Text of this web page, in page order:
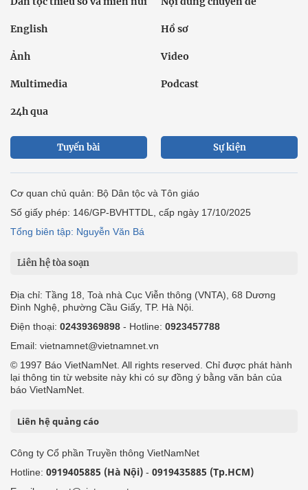
English Hồ sơ
Ảnh Video
Multimedia Podcast
24h qua
Tuyến bài Sự kiện
Cơ quan chủ quản: Bộ Dân tộc và Tôn giáo
Số giấy phép: 146/GP-BVHTTDL, cấp ngày 17/10/2025
Tổng biên tập: Nguyễn Văn Bá
Liên hệ tòa soạn
Địa chỉ: Tầng 18, Toà nhà Cục Viễn thông (VNTA), 68 Dương
Đình Nghệ, phường Cầu Giấy, TP. Hà Nội.
Điện thoại: 02439369898 - Hotline: 0923457788
Email: vietnamnet@vietnamnet.vn
© 1997 Báo VietNamNet. All rights reserved. Chỉ được phát hành
lại thông tin từ website này khi có sự đồng ý bằng văn bản của
báo VietNamNet.
Liên hệ quảng cáo
Công ty Cổ phần Truyền thông VietNamNet
Hotline: 0919405885 (Hà Nội) - 0919435885 (Tp.HCM)